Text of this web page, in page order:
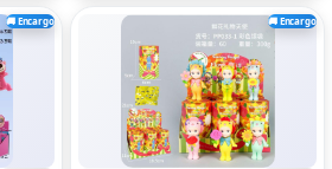
🚚 Encargo 🚚 Encargo